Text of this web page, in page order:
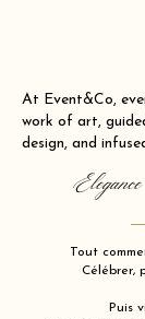
At Event&Co,
work of art,
design, and
Elegance
Tout
Célébrer,
Puis